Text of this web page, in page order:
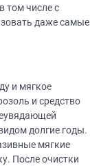
том числе с
даже самые
и мягкое
и средство
долгие годы.
мягкие
После очистки